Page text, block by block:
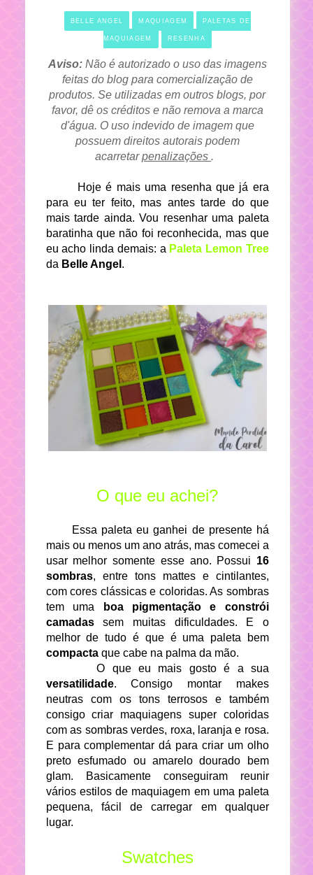
BELLE ANGEL MAQUIAGEM PALETAS DE
MAQUIAGEM RESENHA
Aviso: Não é autorizado o uso das imagens
feitas do blog para comercialização de
produtos. Se utilizadas em outros blogs, por
favor, dê os créditos e não remova a marca
d'água. O uso indevido de imagem que
possuem direitos autorais podem
acarretarpenalizações .
Hoje é mais uma resenha que já era
para eu ter feito, mas antes tarde do que
mais tarde ainda. Vou resenhar uma paleta
baratinha que não foi reconhecida, mas que
eu acho linda demais: a Paleta Lemon Tree
da Belle Angel .
O que eu achei?
Essa paleta eu ganhei de presente há
mais ou menos um ano atrás, mas comecei a
usar melhor somente esse ano. Possui 16
sombras, entre tons mattes e cintilantes,
com cores clássicas e coloridas. As sombras
tem uma
boa pigmentação e constrói
camadassem muitas dificuldades. E o
melhor de tudo é que é uma paleta bem
compactaque cabe na palma da mão.
O que eu mais gosto é a sua
versatilidade. Consigo montar makes
neutras com os tons terrosos e também
consigo criar maquiagens super coloridas
com as sombras verdes, roxa, laranja e rosa.
E para complementar dá para criar um olho
preto esfumado ou amarelo dourado bem
glam. Basicamente conseguiram reunir
vários estilos de maquiagem em uma paleta
pequena, fácil de carregar em qualquer
lugar.
Swatches